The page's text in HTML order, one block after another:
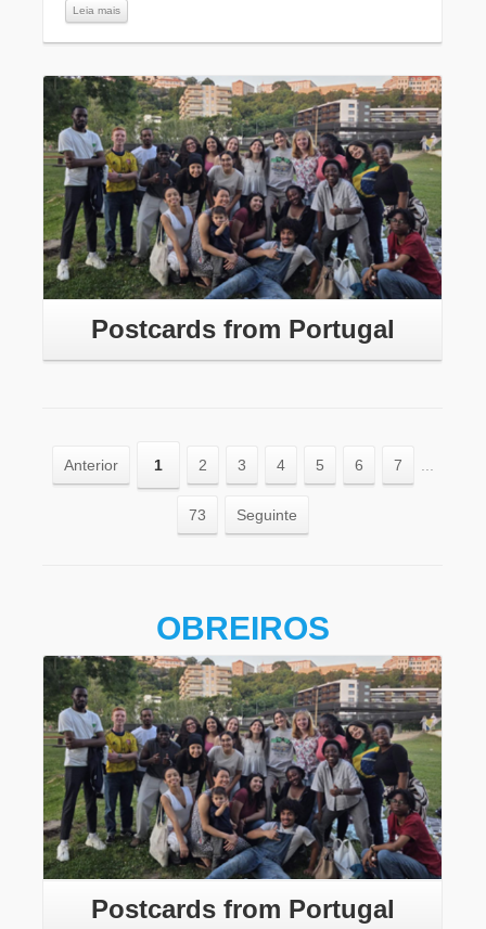
Leia mais
Leia mais
Postcards from Portugal
Anterior 1 2 3 4 5 6 7
73 Seguinte
OBREIROS
Leia mais
Postcards from Portugal